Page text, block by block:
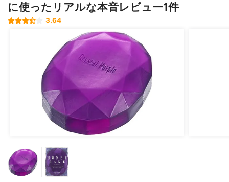
に使ったリアルな本音レビュー1件
3.64